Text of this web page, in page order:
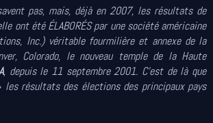
pas, mais, déjà en 2007, les résultats de
ont été ÉLABORÉS par une société américaine
Inc.) véritable fourmilière et annexe de la
Colorado, le nouveau temple de la Haute
, depuis le 11 septembre 2001. C’est de là que
les résultats des élections des principaux pays